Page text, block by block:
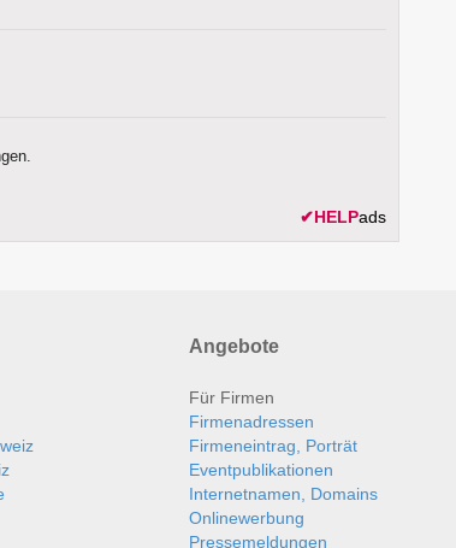
✔HELPads
Angebote
Für Firmen
Firmenadressen
Firmeneintrag, Porträt
Eventpublikationen
Internetnamen, Domains
Onlinewerbung
Pressemeldungen